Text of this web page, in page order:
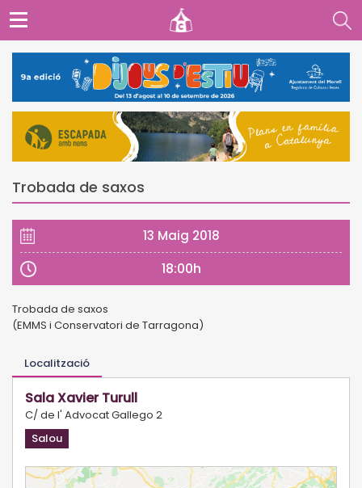
Trobada de saxos
13 Maig 2018
18:00h
Trobada de saxos
(EMMS i Conservatori de Tarragona)
Localització
Sala Xavier Turull
C/ de l' Advocat Gallego 2
Salou